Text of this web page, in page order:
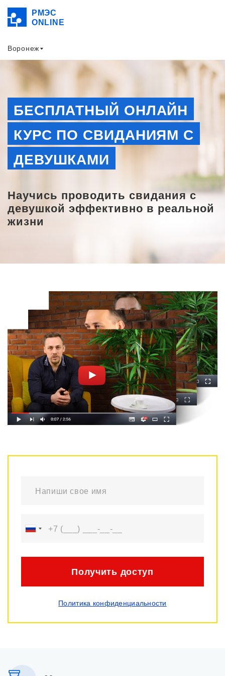
РМЭС
ONLINE
Воронеж
БЕСПЛАТНЫЙ ОНЛАЙН
КУРС ПО СВИДАНИЯМ С
ДЕВУШКАМИ
Научись проводить свидания с
девушкой эффективно в реальной
жизни
Получить доступ
Политика конфиденциальности